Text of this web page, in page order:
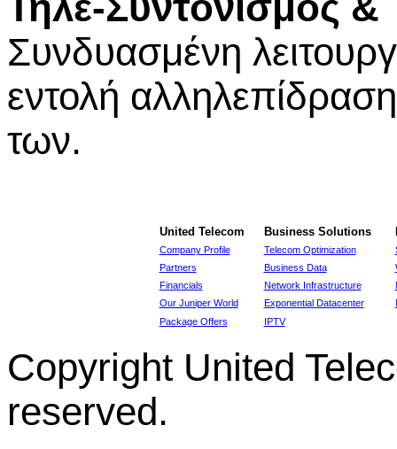
Συνδυασμένη
εντολή
των.
United Telecom Business Solutions
Company Profile Telecom Optimization
Partners
Business Data
Financials
Network Infrastructure
Our Juniper World
Exponential Datacenter
Package Offers
IPTV
Copyright United
reserved.